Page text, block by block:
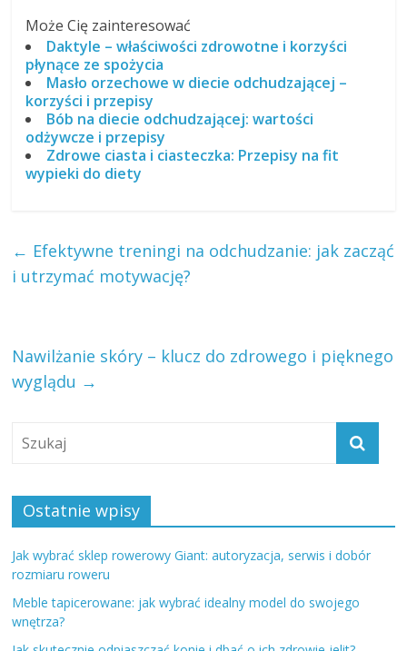
Może Cię zainteresować
Daktyle – właściwości zdrowotne i korzyści
płynące ze spożycia
Masło orzechowe w diecie odchudzającej –
korzyści i przepisy
Bób na diecie odchudzającej: wartości
odżywcze i przepisy
Zdrowe ciasta i ciasteczka: Przepisy na fit
wypieki do diety
← Efektywne treningi na odchudzanie: jak zacząć
i utrzymać motywację?
Nawilżanie skóry – klucz do zdrowego i pięknego
wyglądu →
Ostatnie wpisy
Jak wybrać sklep rowerowy Giant: autoryzacja, serwis i dobór
rozmiaru roweru
Meble tapicerowane: jak wybrać idealny model do swojego
wnętrza?